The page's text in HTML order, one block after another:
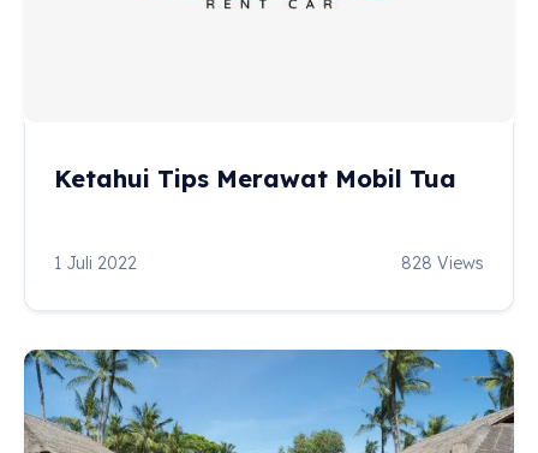
Ketahui Tips Merawat Mobil Tua
1 Juli 2022 828 Views